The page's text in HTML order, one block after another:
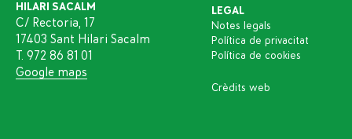
HILARI SACALM
C/ Rectoria, 17
17403 Sant Hilari Sacalm
T. 972 86 81 01
Google maps
LEGAL
Notes legals
Política de privacitat
Política de cookies
Crèdits web